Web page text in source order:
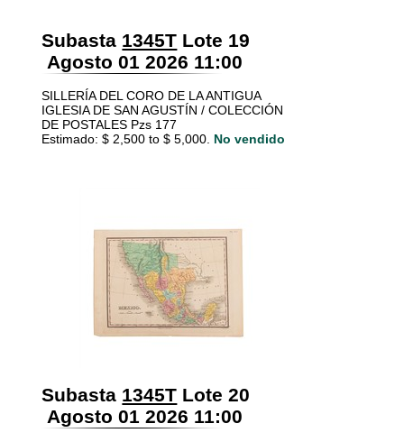
Subasta 1345T Lote 19
Agosto 01 2026 11:00
SILLERÍA DEL CORO DE LA ANTIGUA
IGLESIA DE SAN AGUSTÍN / COLECCIÓN
DE POSTALES Pzs 177
Estimado: $ 2,500 to $ 5,000. No vendido
Subasta 1345T Lote 20
Agosto 01 2026 11:00